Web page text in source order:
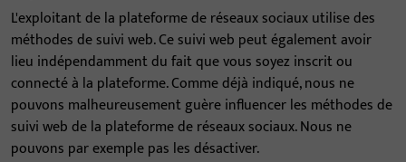
L'exploitant de la plateforme de réseaux sociaux utilise des
méthodes de suivi web. Ce suivi web peut également avoir
lieu indépendamment du fait que vous soyez inscrit ou
connecté à la plateforme. Comme déjà indiqué, nous ne
pouvons malheureusement guère influencer les méthodes de
suivi web de la plateforme de réseaux sociaux. Nous ne
pouvons par exemple pas les désactiver.